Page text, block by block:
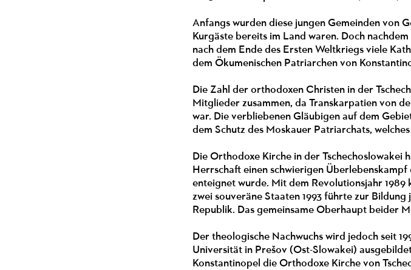
Anfangs wurden diese jungen Gemeinden von
Kurgäste bereits im Land waren. Doch
nach dem Ende des Ersten Weltkriegs viele
dem Ökumenischen Patriarchen von
Die Zahl der orthodoxen Christen in der
Mitglieder zusammen, da Transkarpatien von
war. Die verbliebenen Gläubigen auf dem
dem Schutz des Moskauer Patriarchats,
Die Orthodoxe Kirche in der Tschechoslowakei
Herrschaft einen schwierigen
enteignet wurde. Mit dem Revolutionsjahr 1989
zwei souveräne Staaten 1993 führte zur
Republik. Das gemeinsame Oberhaupt beider
Der theologische Nachwuchs wird jedoch seit
Universität in Prešov (Ost-Slowakei)
Konstantinopel die Orthodoxe Kirche von